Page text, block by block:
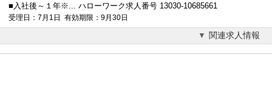
■入社後～１年※... ハローワーク求人番号 13030-10685661
受理日：7月1日 有効期限：9月30日
関連求人情報